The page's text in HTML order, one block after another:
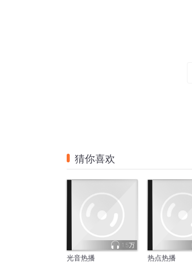
猜你喜欢
1.5万
光音热播
热点热播